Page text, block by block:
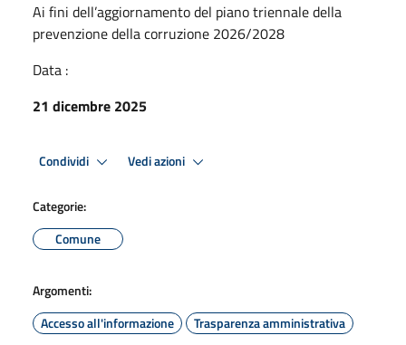
Ai fini dell’aggiornamento del piano triennale della
prevenzione della corruzione 2026/2028
Data :
21 dicembre 2025
Condividi Vedi azioni
Categorie:
Comune
Argomenti:
Accesso all'informazione
Trasparenza amministrativa